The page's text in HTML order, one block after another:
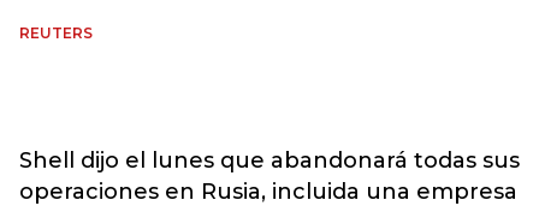
REUTERS
Shell dijo el lunes que abandonará todas sus
operaciones en Rusia, incluida una empresa